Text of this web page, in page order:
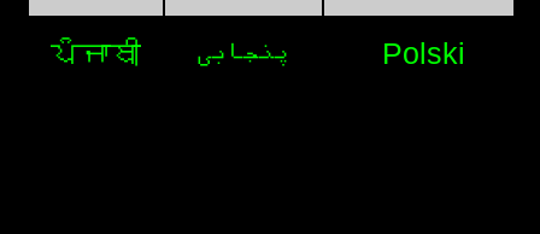
ਪੰਜਾਬੀ پنجابی Polski